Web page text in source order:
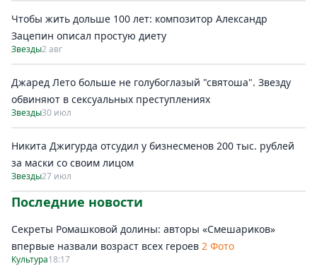
Чтобы жить дольше 100 лет: композитор Александр
Зацепин описал простую диету
Звезды2 авг
Джаред Лето больше не голубоглазый "святоша". Звезду
обвиняют в сексуальных преступлениях
Звезды30 июл
Никита Джигурда отсудил у бизнесменов 200 тыс. рублей
за маски со своим лицом
Звезды27 июл
Последние новости
Секреты Ромашковой долины: авторы «Смешариков»
впервые назвали возраст всех героев 2 Фото
Культура18:17